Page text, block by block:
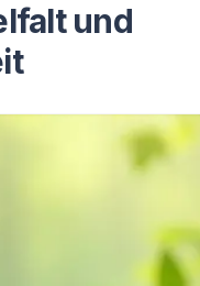
und